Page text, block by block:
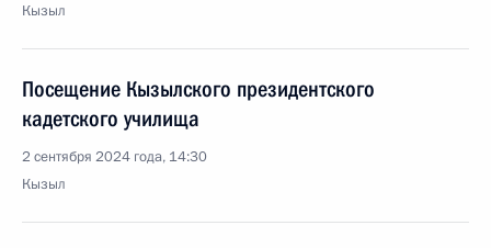
Кызыл
Посещение Кызылского президентского
кадетского училища
2 сентября 2024 года, 14:30
Кызыл